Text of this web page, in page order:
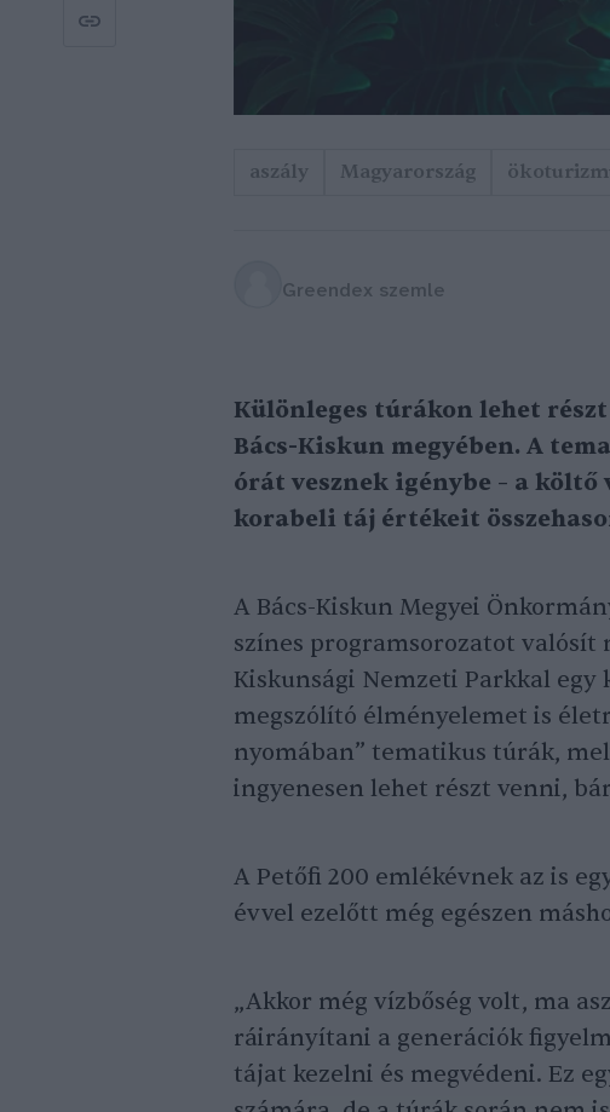
aszály Magyarország
Greendex szemle
Különleges túrákon lehet
Bács-Kiskun megyében. A
órát vesznek igénybe – a
korabeli táj értékeit
A Bács-Kiskun Megyei
színes programsorozatot valósít
Kiskunsági Nemzeti Parkkal
megszólító élményelemet is
nyomában” tematikus túrák,
ingyenesen lehet részt venni,
A Petőfi 200 emlékévnek az is
évvel ezelőtt még egészen
„Akkor még vízbőség volt, ma
ráirányítani a generációk
tájat kezelni és megvédeni. Ez